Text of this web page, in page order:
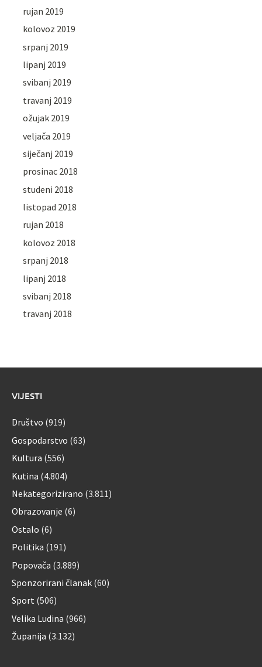
rujan 2019
kolovoz 2019
srpanj 2019
lipanj 2019
svibanj 2019
travanj 2019
ožujak 2019
veljača 2019
siječanj 2019
prosinac 2018
studeni 2018
listopad 2018
rujan 2018
kolovoz 2018
srpanj 2018
lipanj 2018
svibanj 2018
travanj 2018
VIJESTI
Društvo (919)
Gospodarstvo (63)
Kultura (556)
Kutina (4.804)
Nekategorizirano (3.811)
Obrazovanje (6)
Ostalo (6)
Politika (191)
Popovača (3.889)
Sponzorirani članak (60)
Sport (506)
Velika Ludina (966)
Županija (3.132)